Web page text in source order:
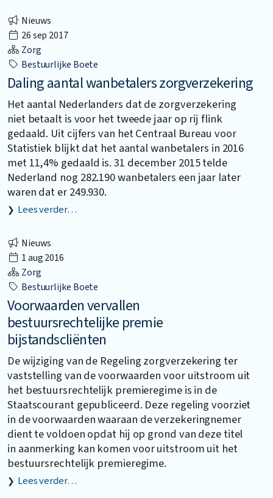
Nieuws
26 sep 2017
Zorg
Bestuurlijke Boete
Daling aantal wanbetalers zorgverzekering
Het aantal Nederlanders dat de zorgverzekering
niet betaalt is voor het tweede jaar op rij flink
gedaald. Uit cijfers van het Centraal Bureau voor
Statistiek blijkt dat het aantal wanbetalers in 2016
met 11,4% gedaald is. 31 december 2015 telde
Nederland nog 282.190 wanbetalers een jaar later
waren dat er 249.930.
Lees verder…
Nieuws
1 aug 2016
Zorg
Bestuurlijke Boete
Voorwaarden vervallen
bestuursrechtelijke premie
bijstandscliënten
De wijziging van de Regeling zorgverzekering ter
vaststelling van de voorwaarden voor uitstroom uit
het bestuursrechtelijk premieregime is in de
Staatscourant gepubliceerd. Deze regeling voorziet
in de voorwaarden waaraan de verzekeringnemer
dient te voldoen opdat hij op grond van deze titel
in aanmerking kan komen voor uitstroom uit het
bestuursrechtelijk premieregime.
Lees verder…